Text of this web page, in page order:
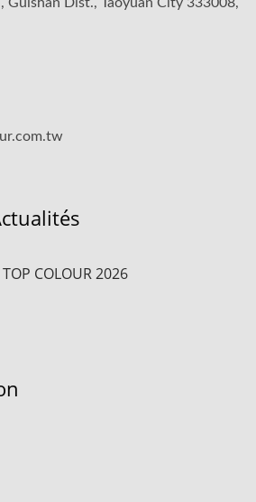
Guishan Dist., Taoyuan City 333008,
COLOUR 2026